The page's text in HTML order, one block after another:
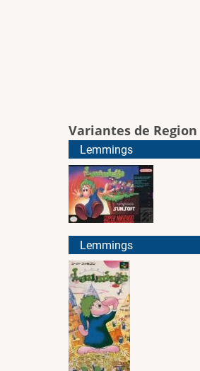
Variantes de Region
Lemmings
Lemmings